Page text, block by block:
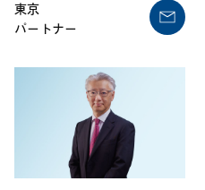
東京
パートナー